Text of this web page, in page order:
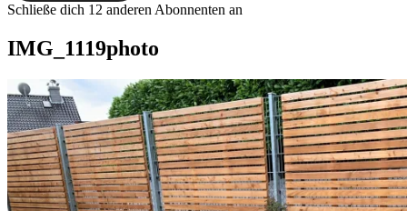
Schließe dich 12 anderen Abonnenten an
IMG_1119photo